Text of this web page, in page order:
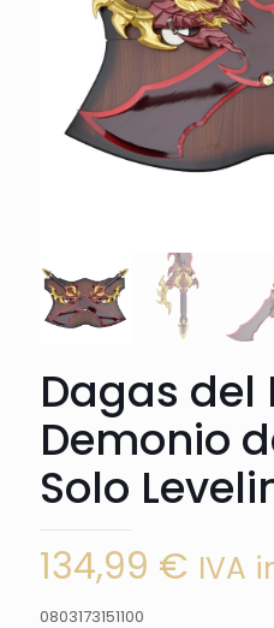
Dagas del
Demonio
Solo
134,99 € IVA
0803173151100